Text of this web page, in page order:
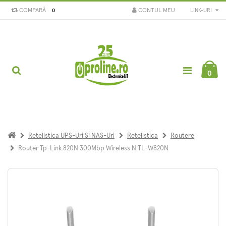
COMPARĂ 0 LINK-URI
CONTUL MEU
0
Retelistica UPS-Uri Si NAS-Uri Retelistica
Routere
Router Tp-Link 820N 300Mbp Wireless N TL-W820N